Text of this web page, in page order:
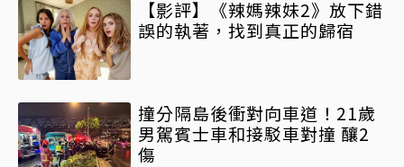
【影評】《辣媽辣妹2》放下錯
誤的執著，找到真正的歸宿
撞分隔島後衝對向車道！21歲
男駕賓士車和接駁車對撞 釀2
傷